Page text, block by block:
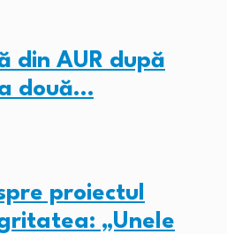
din AUR după
două…
proiectul
„Unele